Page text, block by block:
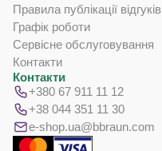
Правила публікації відгуків
Графік роботи
Сервісне обслуговування
Контакти
Контакти
+380 67 911 11 12
+38 044 351 11 30
e-shop.ua@bbraun.com